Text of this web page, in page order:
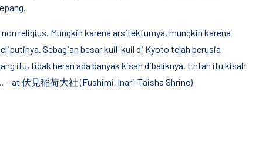
religius. Mungkin karena arsitekturnya, mungkin karena
Sebagian besar kuil-kuil di Kyoto telah berusia
itu, tidak heran ada banyak kisah dibaliknya. Entah itu kisah
– at 伏見稲荷大社 (Fushimi-Inari-Taisha Shrine)